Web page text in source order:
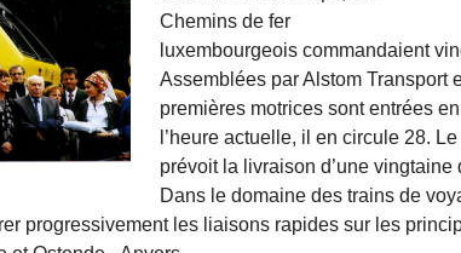
Chemins de fer
luxembourgeois commandaient
Assemblées par Alstom Transport
premières motrices sont entrées
l’heure actuelle, il en circule 28.
prévoit la livraison d’une vingtaine
Dans le domaine des trains de
progressivement les liaisons rapides sur les